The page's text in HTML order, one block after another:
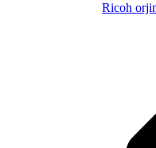
Ricoh